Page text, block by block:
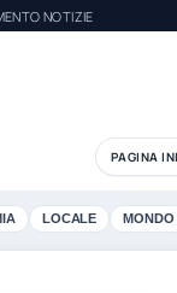
NOTIZIE
PAGINA
LOCALE MONDO